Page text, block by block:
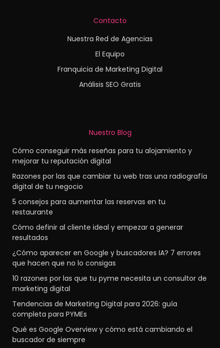
Contacto
Nuestra Red de Agencias
El Equipo
Franquicia de Marketing Digital
Análisis SEO Gratis
Nuestro Blog
Cómo conseguir más reseñas para tu alojamiento y
mejorar tu reputación digital
Razones por las que cambiar tu web tras una radiografía
digital de tu negocio
5 consejos para aumentar las reservas en tu
restaurante
Cómo definir al cliente ideal y empezar a generar
resultados
¿Cómo aparecer en Google y buscadores IA? 7 errores
que hacen que no lo consigas
10 razones por las que tu pyme necesita un consultor de
marketing digital
Tendencias de Marketing Digital para 2026: guía
completa para PYMEs
Qué es Google Overview y cómo está cambiando el
buscador de siempre